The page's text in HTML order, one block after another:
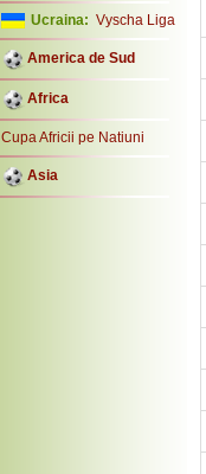
Ucraina: Vyscha Liga
America de Sud
Africa
Cupa Africii pe Natiuni
Asia